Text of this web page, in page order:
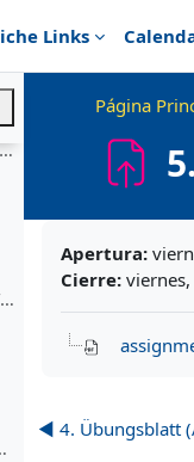
Links
Grad-Spannbaum via lokale Suche
11. Vorlesung (21.01.): MaxSAT via Randomisiertes LP-Runden, Derandomisierung
Dual-Ansatz
Página
Apertura:
Cierre:
◀︎ 4. Übungsblatt